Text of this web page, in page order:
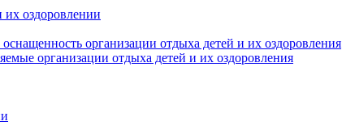
их оздоровлении
организации отдыха детей и их оздоровления
организации отдыха детей и их оздоровления